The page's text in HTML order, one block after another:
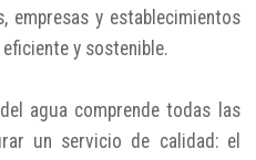
empresas y establecimientos
y sostenible.
agua comprende todas las
un servicio de calidad: el